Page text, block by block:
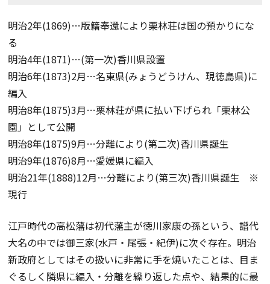
明治2年(1869)…版籍奉還により栗林荘は国の預かりにな
る
明治4年(1871)…(第一次)香川県設置
明治6年(1873)2月…名東県(みょうどうけん、現徳島県)に
編入
明治8年(1875)3月…栗林荘が県に払い下げられ「栗林公
園」として公開
明治8年(1875)9月…分離により(第二次)香川県誕生
明治9年(1876)8月…愛媛県に編入
明治21年(1888)12月…分離により(第三次)香川県誕生 ※
現行
江戸時代の高松藩は初代藩主が徳川家康の孫という、譜代
大名の中では御三家(水戸・尾張・紀伊)に次ぐ存在。明治
新政府としてはその扱いに非常に手を焼いたことは、目ま
ぐるしく隣県に編入・分離を繰り返した点や、結果的に最